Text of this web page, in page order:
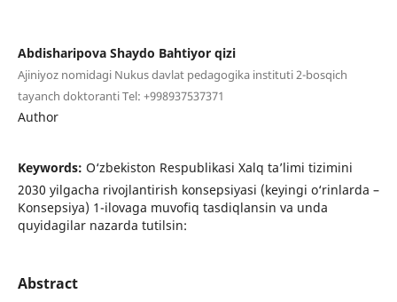
Abdisharipova Shaydo Bahtiyor qizi
Ajiniyoz nomidagi Nukus davlat pedagogika instituti 2-bosqich
tayanch doktoranti Tel: +998937537371
Author
Keywords: O‘zbekiston Respublikasi Xalq ta’limi tizimini
2030 yilgacha rivojlantirish konsepsiyasi (keyingi o‘rinlarda –
Konsepsiya) 1-ilovaga muvofiq tasdiqlansin va unda
quyidagilar nazarda tutilsin:
Abstract